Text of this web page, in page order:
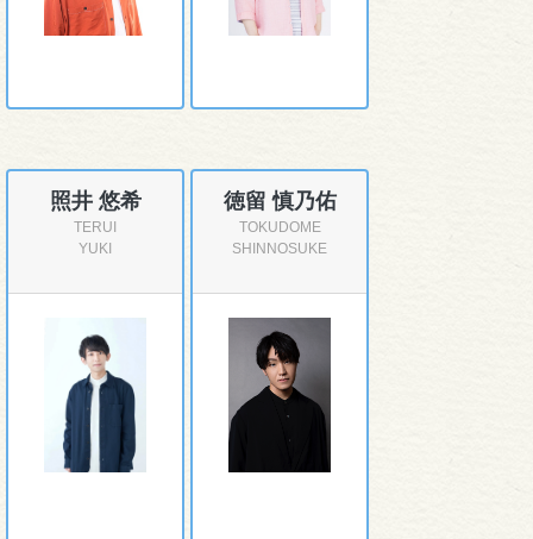
照井 悠希
TERUI
YUKI
徳留 慎乃佑
TOKUDOME
SHINNOSUKE